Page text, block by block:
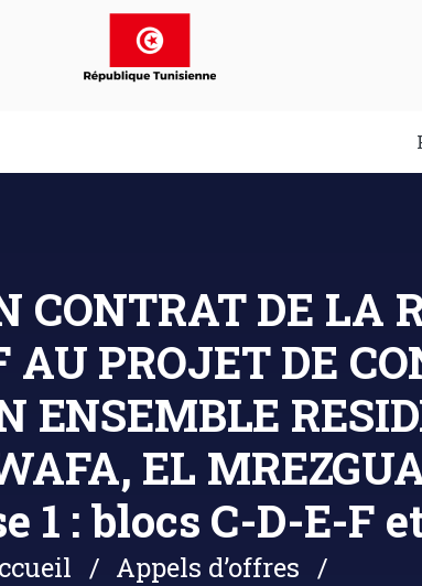
CONTRAT DE LA
PROJET DE
ENSEMBLE
EL
1 : blocs C-D-E-F
Appels d’offres